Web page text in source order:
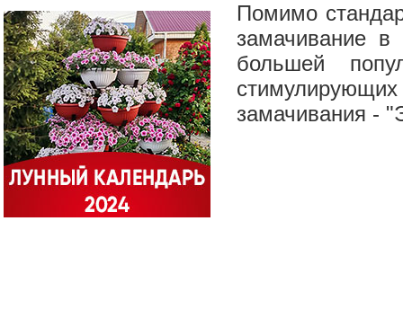
Помимо
замачивание в
большей
замачивания